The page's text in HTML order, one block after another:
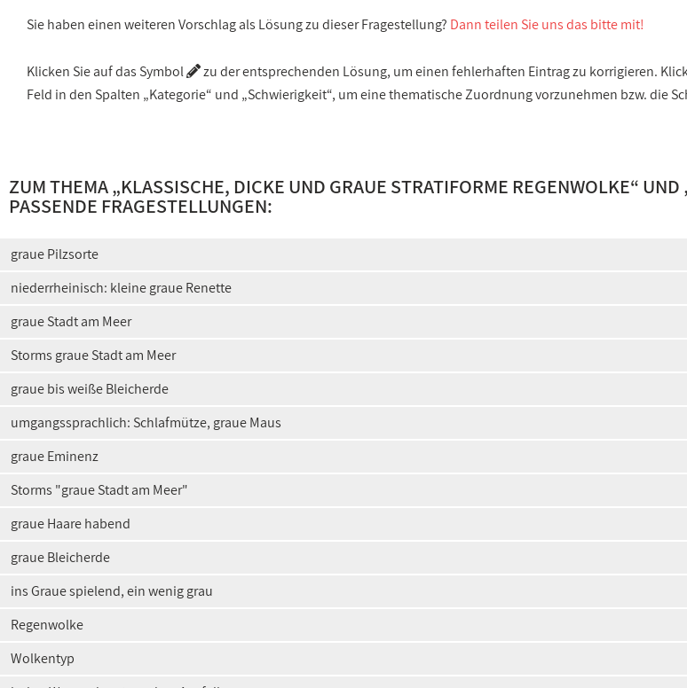
Sie haben einen weiteren Vorschlag als Lösung zu dieser Fragestellung? Dann teilen Sie uns das bitte mit!
Klicken Sie auf das Symbol
zu der entsprechenden Lösung, um einen fehlerhaften Eintrag zu korrigieren.
Feld in den Spalten „Kategorie“ und „Schwierigkeit“, um eine thematische Zuordnung vorzunehmen bzw. die
ZUM THEMA „KLASSISCHE, DICKE UND GRAUE STRATIFORME REGENWOLKE“ UND
PASSENDE FRAGESTELLUNGEN:
graue Pilzsorte
niederrheinisch: kleine graue Renette
graue Stadt am Meer
Storms graue Stadt am Meer
graue bis weiße Bleicherde
umgangssprachlich: Schlafmütze, graue Maus
graue Eminenz
Storms "graue Stadt am Meer"
graue Haare habend
graue Bleicherde
ins Graue spielend, ein wenig grau
Regenwolke
Wolkentyp